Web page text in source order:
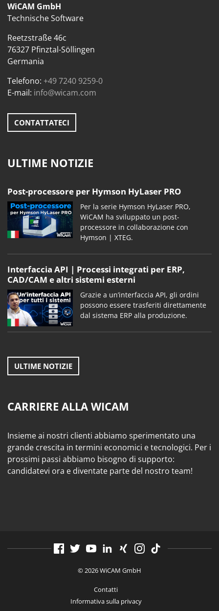
WiCAM GmbH
Technische Software
Reetzstraße 46c
76327 Pfinztal-Söllingen
Germania
Telefono: +49 7240 9259-0
E-mail: info@wicam.com
CONTATTATECI
ULTIME NOTIZIE
Post-processore per Hymson HyLaser PRO
Per la serie Hymson HyLaser PRO,
WiCAM ha sviluppato un post-
processore in collaborazione con
Hymson | XTEG.
Interfaccia API | Processi integrati per ERP,
CAD/CAM e altri sistemi esterni
Grazie a un’interfaccia API, gli ordini
possono essere trasferiti direttamente
dal sistema ERP alla produzione.
ULTIME NOTIZIE
CARRIERE ALLA WICAM
Insieme ai nostri clienti abbiamo sperimentato una
grande crescita in termini economici e tecnologici. Per i
prossimi passi abbiamo bisogno di supporto:
candidatevi ora e diventate parte del nostro team!
© 2026 WiCAM GmbH
Contatti
Informativa sulla privacy